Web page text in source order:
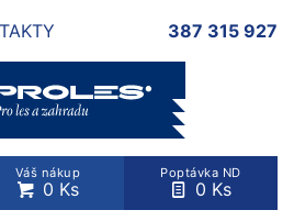
387 315 927
Váš nákup
0 Ks
Poptávka ND
0 Ks